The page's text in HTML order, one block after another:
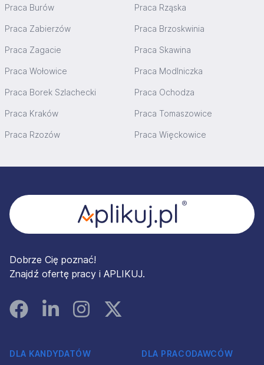
Praca Burów Praca Rząska
Praca Zabierzów Praca Brzoskwinia
Praca Zagacie Praca Skawina
Praca Wołowice Praca Modlniczka
Praca Borek Szlachecki Praca Ochodza
Praca Kraków Praca Tomaszowice
Praca Rzozów Praca Więckowice
Dobrze Cię poznać!
Znajdź ofertę pracy i APLIKUJ.
FacebookLinked InInstagramInstagram
DLA KANDYDATÓW DLA PRACODAWCÓW